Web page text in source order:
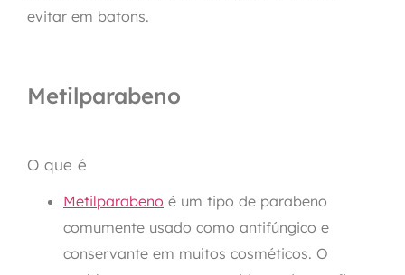
evitar em batons.
Metilparabeno
O que é
Metilparabeno é um tipo de parabeno
comumente usado como antifúngico e
conservante em muitos cosméticos. O